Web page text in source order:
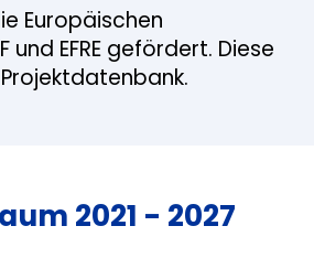
Europäischen
und EFRE gefördert. Diese
2021 - 2027